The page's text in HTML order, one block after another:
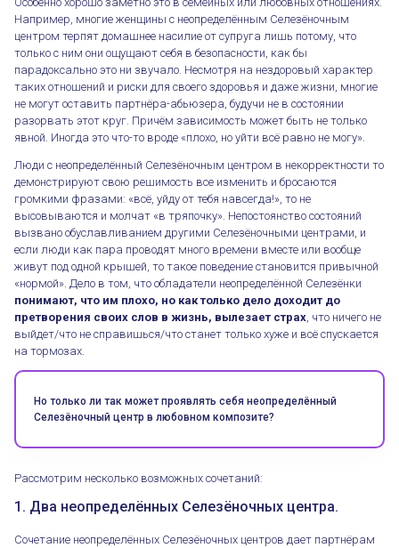
Например, многие женщины с неопределённым Селезёночным
центром терпят домашнее насилие от супруга лишь потому, что
только с ним они ощущают себя в безопасности, как бы
парадоксально это ни звучало. Несмотря на нездоровый характер
таких отношений и риски для своего здоровья и даже жизни, многие
не могут оставить партнёра-абьюзера, будучи не в состоянии
разорвать этот круг. Причём зависимость может быть не только
явной. Иногда это что-то вроде «плохо, но уйти всё равно не могу».
Люди с неопределённый Селезёночным центром в некорректности то
демонстрируют свою решимость все изменить и бросаются
громкими фразами: «всё, уйду от тебя навсегда!», то не
высовываются и молчат «в тряпочку». Непостоянство состояний
вызвано обуславливанием другими Селезёночными центрами, и
если люди как пара проводят много времени вместе или вообще
живут под одной крышей, то такое поведение становится привычной
«нормой». Дело в том, что обладатели неопределённой Селезёнки
понимают, что им плохо, но как только дело доходит до
претворения своих слов в жизнь, вылезает страх , что ничего не
выйдет/что не справишься/что станет только хуже и всё спускается
на тормозах.
Но только ли так может проявлять себя неопределённый
Селезёночный центр в любовном композите?
Рассмотрим несколько возможных сочетаний:
1. Два неопределённых Селезёночных центра.
Сочетание неопределённых Селезёночных центров дает партнёрам